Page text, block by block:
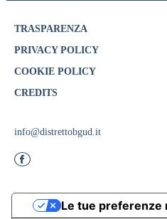
TRASPARENZA
PRIVACY POLICY
COOKIE POLICY
CREDITS
info@distrettobgud.it
Le tue preferenze